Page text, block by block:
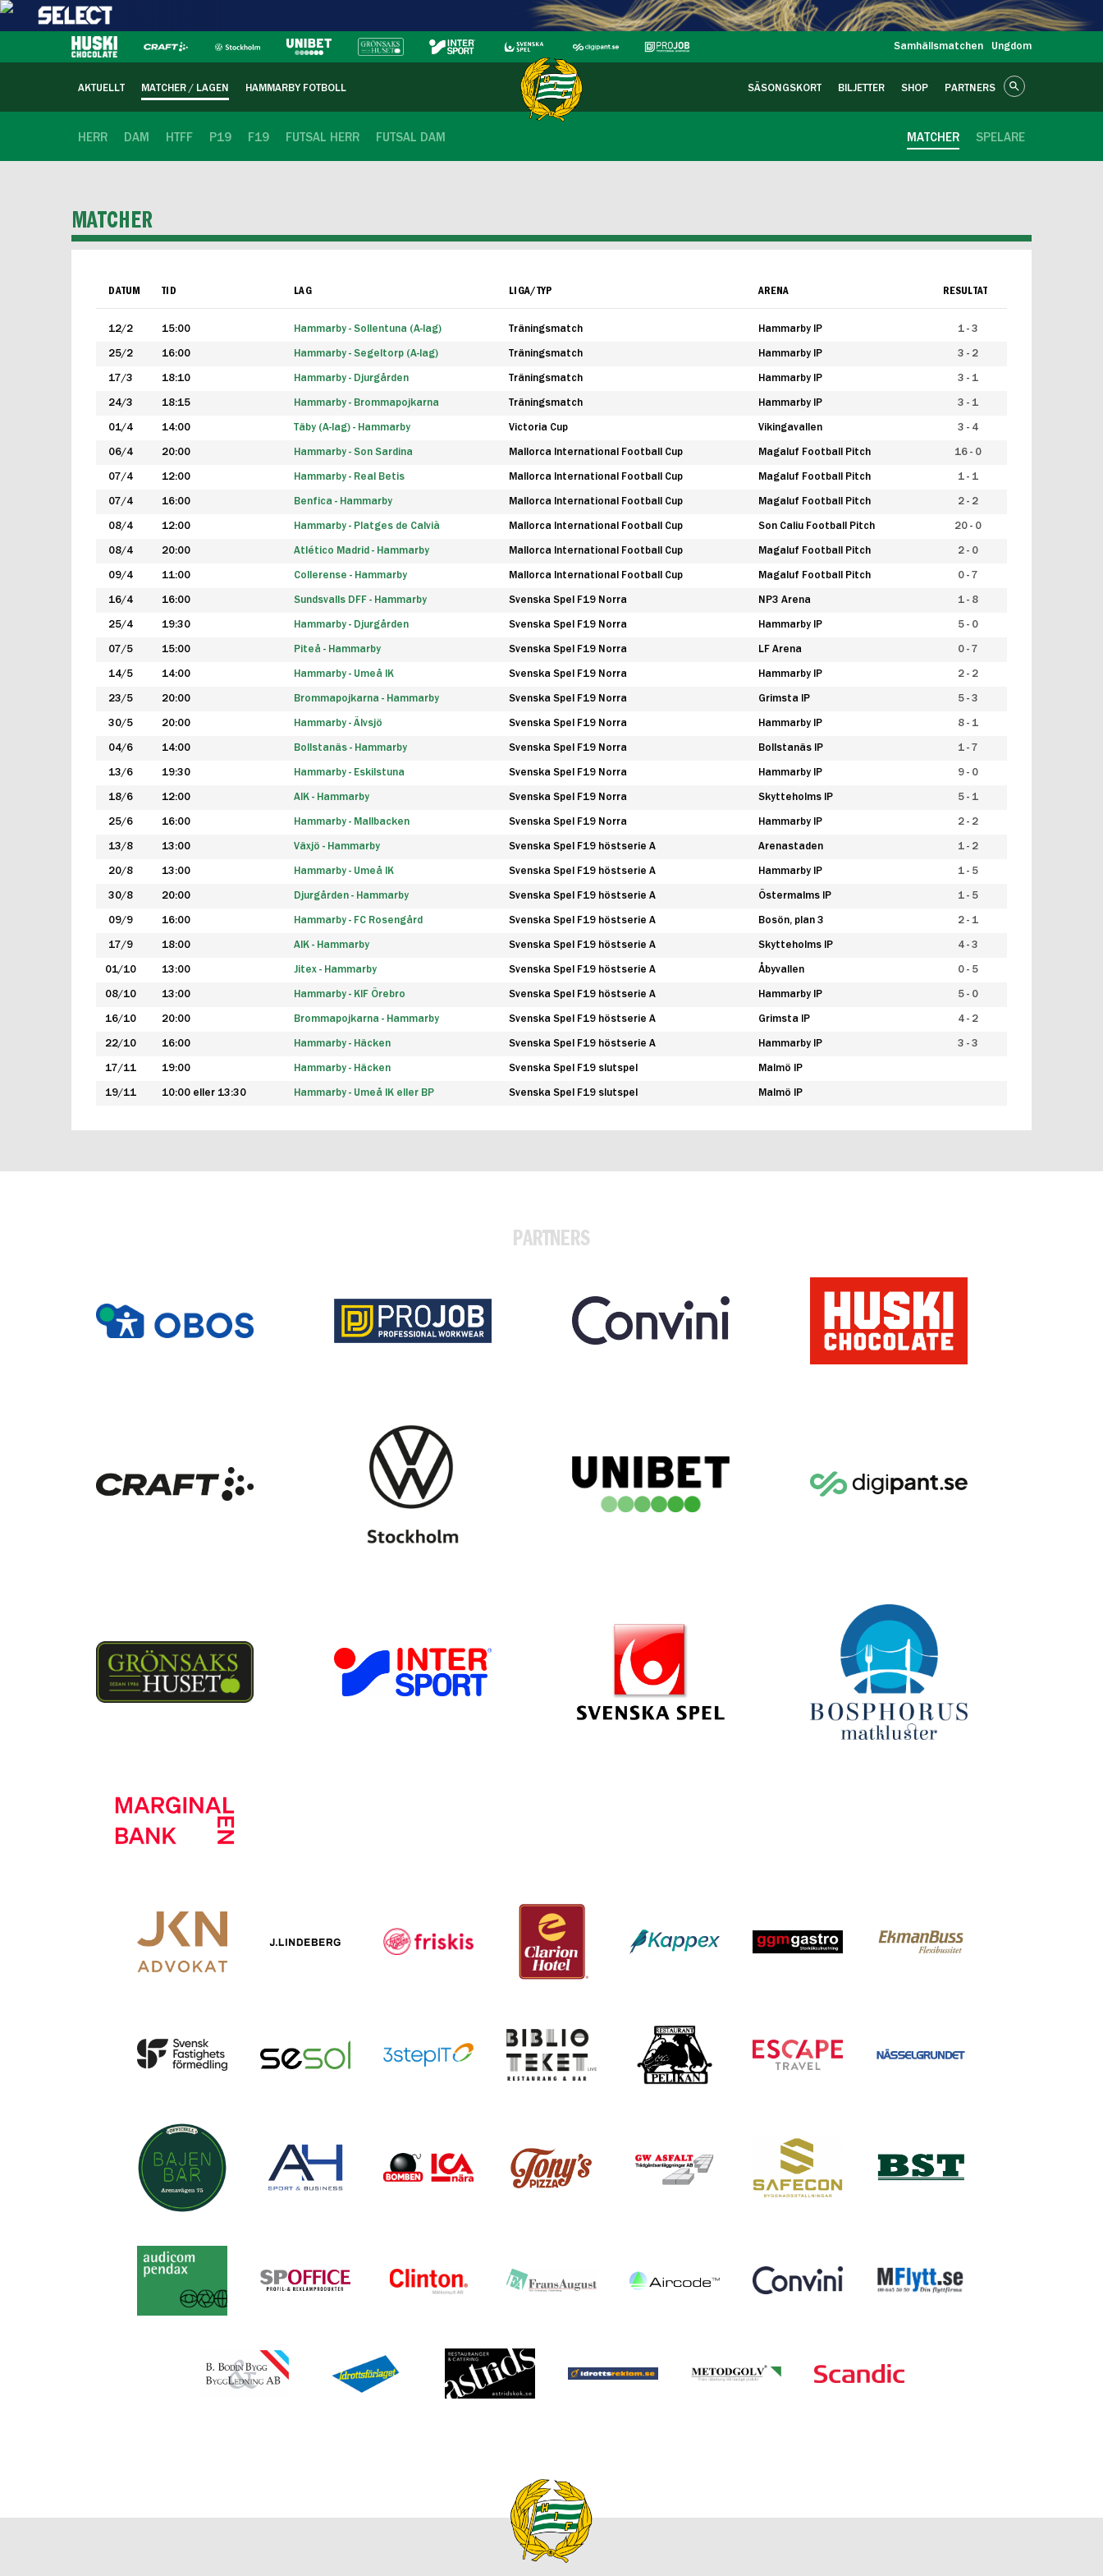
Samhällsmatchen Ungdom
AKTUELLT MATCHER / LAGEN HAMMARBY FOTBOLL SÄSONGSKORT BILJETTER SHOP PARTNERS
HERR DAM HTFF P19 F19 FUTSAL HERR FUTSAL DAM SPELARE
MATCHER
MATCHER
DATUM TID LAG LIGA/TYP ARENA RESULTAT
12/2 15:00 Hammarby - Sollentuna (A-lag) Träningsmatch Hammarby IP 1 - 3
25/2 16:00 Hammarby - Segeltorp (A-lag) Träningsmatch Hammarby IP 3 - 2
17/3 18:10 Hammarby - Djurgården Träningsmatch Hammarby IP 3 - 1
24/3 18:15 Hammarby - Brommapojkarna Träningsmatch Hammarby IP 3 - 1
01/4 14:00 Täby (A-lag) - Hammarby Victoria Cup Vikingavallen 3 - 4
06/4 20:00 Hammarby - Son Sardina Mallorca International Football Cup Magaluf Football Pitch 16 - 0
07/4 12:00 Hammarby - Real Betis Mallorca International Football Cup Magaluf Football Pitch 1 - 1
07/4 16:00 Benfica - Hammarby Mallorca International Football Cup Magaluf Football Pitch 2 - 2
08/4 12:00 Hammarby - Platges de Calvià Mallorca International Football Cup Son Caliu Football Pitch 20 - 0
08/4 20:00 Atlético Madrid - Hammarby Mallorca International Football Cup Magaluf Football Pitch 2 - 0
09/4 11:00 Collerense - Hammarby Mallorca International Football Cup Magaluf Football Pitch 0 - 7
16/4 16:00 Sundsvalls DFF - Hammarby Svenska Spel F19 Norra NP3 Arena 1 - 8
25/4 19:30 Hammarby - Djurgården Svenska Spel F19 Norra Hammarby IP 5 - 0
07/5 15:00 Piteå - Hammarby Svenska Spel F19 Norra LF Arena 0 - 7
14/5 14:00 Hammarby - Umeå IK Svenska Spel F19 Norra Hammarby IP 2 - 2
23/5 20:00 Brommapojkarna - Hammarby Svenska Spel F19 Norra Grimsta IP 5 - 3
30/5 20:00 Hammarby - Älvsjö Svenska Spel F19 Norra Hammarby IP 8 - 1
04/6 14:00 Bollstanäs - Hammarby Svenska Spel F19 Norra Bollstanäs IP 1 - 7
13/6 19:30 Hammarby - Eskilstuna Svenska Spel F19 Norra Hammarby IP 9 - 0
18/6 12:00 AIK - Hammarby Svenska Spel F19 Norra Skytteholms IP 5 - 1
25/6 16:00 Hammarby - Mallbacken Svenska Spel F19 Norra Hammarby IP 2 - 2
13/8 13:00 Växjö - Hammarby Svenska Spel F19 höstserie A Arenastaden 1 - 2
20/8 13:00 Hammarby - Umeå IK Svenska Spel F19 höstserie A Hammarby IP 1 - 5
30/8 20:00 Djurgården - Hammarby Svenska Spel F19 höstserie A Östermalms IP 1 - 5
09/9 16:00 Hammarby - FC Rosengård Svenska Spel F19 höstserie A Bosön, plan 3 2 - 1
17/9 18:00 AIK - Hammarby Svenska Spel F19 höstserie A Skytteholms IP 4 - 3
01/10 13:00 Jitex - Hammarby Svenska Spel F19 höstserie A Åbyvallen 0 - 5
08/10 13:00 Hammarby - KIF Örebro Svenska Spel F19 höstserie A Hammarby IP 5 - 0
16/10 20:00 Brommapojkarna - Hammarby Svenska Spel F19 höstserie A Grimsta IP 4 - 2
22/10 16:00 Hammarby - Häcken Svenska Spel F19 höstserie A Hammarby IP 3 - 3
17/11 19:00 Hammarby - Häcken Svenska Spel F19 slutspel Malmö IP
19/11 10:00 eller 13:30 Hammarby - Umeå IK eller BP Svenska Spel F19 slutspel Malmö IP
PARTNERS